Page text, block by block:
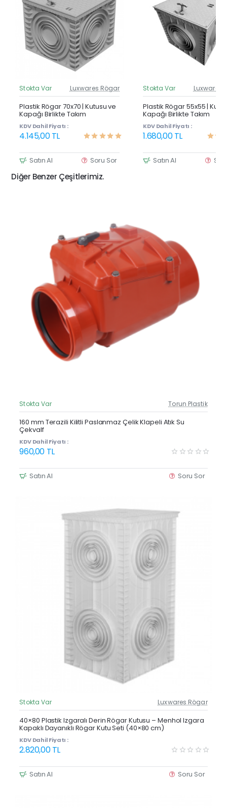
Güncel Fiyat
Yeni Ürün
Stokta Var Luxwares Rögar
Plastik Rögar 70x70 | Kutusu ve
Kapağı Birlikte Takım
KDV Dahil Fiyatı :
4.145,00 TL
Satın Al Soru Sor
Stokta Var Luxwares
Plastik Rögar 55x55 |
Kapağı Birlikte Takım
KDV Dahil Fiyatı :
1.680,00 TL
Satın Al
Diğer Benzer Çeşitlerimiz.
Güncel Fiyat
Stokta Var Torun Plastik
160 mm Terazili Kilitli Paslanmaz Çelik Klapeli Atık Su
Çekvalf
KDV Dahil Fiyatı :
960,00 TL
Satın Al Soru Sor
Güncel Fiyat
Yeni Ürün
Stokta Var Luxwares Rögar
40×80 Plastik Izgaralı Derin Rögar Kutusu – Menhol Izgara
Kapaklı Dayanıklı Rögar Kutu Seti (40×80 cm)
KDV Dahil Fiyatı :
2.820,00 TL
Satın Al Soru Sor